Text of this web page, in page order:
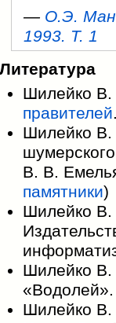
— О.Э.
1993. Т. 1
Литература
Шилейко
правителей
Шилейко
В. В.
памятники)
Шилейко
Шилейко
Шилейко